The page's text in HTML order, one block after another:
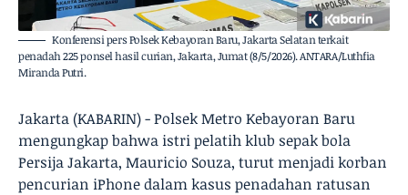
Konferensi pers Polsek Kebayoran Baru, Jakarta Selatan terkait
penadah 225 ponsel hasil curian, Jakarta, Jumat (8/5/2026). ANTARA/Luthfia
Miranda Putri.
Jakarta (KABARIN) - Polsek Metro Kebayoran Baru
mengungkap bahwa istri pelatih klub sepak bola
Persija Jakarta, Mauricio Souza, turut menjadi korban
pencurian iPhone dalam kasus penadahan ratusan